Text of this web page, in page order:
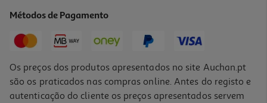
Métodos de Pagamento
Os preços dos produtos apresentados no site Auchan.pt
são os praticados nas compras online. Antes do registo e
autenticação do cliente os preços apresentados servem